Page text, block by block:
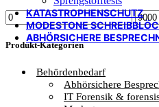
KATASTROPHENSCHUTZ
MODESTONE
ABHÖRSICHERE
Min.
Preis
Max.
Preis
Produkt-Kategorien
Behördenbedarf
Abhörsichere
IT Forensik &